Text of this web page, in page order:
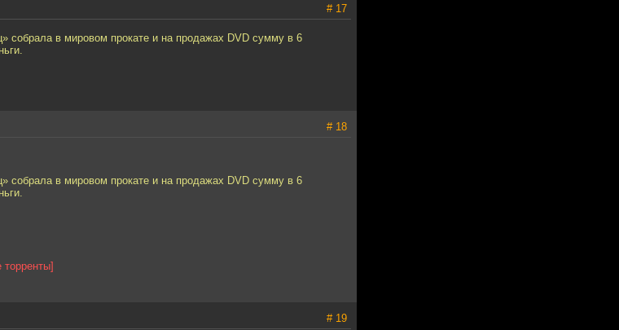
# 17
собрала в мировом прокате и на продажах DVD сумму в 6
# 18
собрала в мировом прокате и на продажах DVD сумму в 6
торренты]
# 19